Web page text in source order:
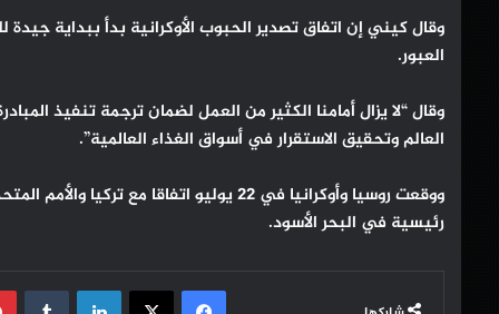
وقال كيني إن اتفاق تصدير الحبوب الأوكرانية بدأ ببداية
العبور.
وقال “لا يزال أمامنا الكثير من العمل لضمان ترجمة تنفيذ
العالم وتحقيق الاستقرار في أسواق الغذاء العالمية”.
ووقعت روسيا وأوكرانيا في 22 يوليو اتفاقا
رئيسية في البحر الأسود.
فيسبوك‫X لينكدإن‏Tumblr